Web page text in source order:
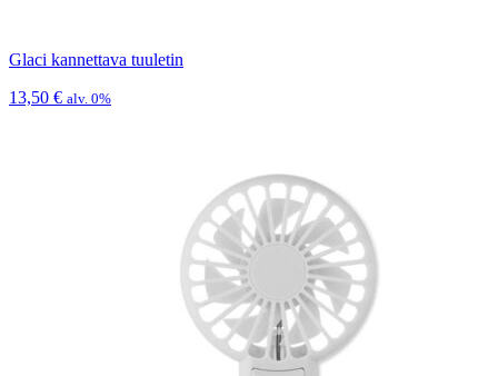
Glaci kannettava tuuletin
13,50 € alv. 0%